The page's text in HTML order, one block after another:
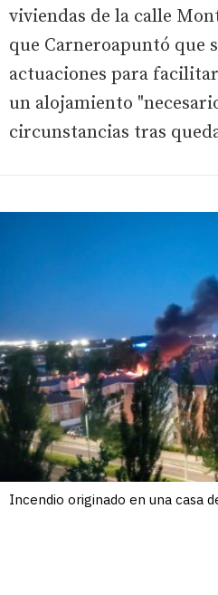
viviendas de la calle
que Carneroapuntó que
actuaciones para
un alojamiento
circunstancias tras
Incendio originado en una casa